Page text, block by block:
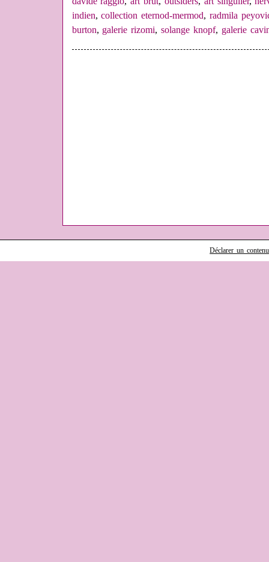
indien,collection eternod-mermod,radmila
burton, galerie rizomi,solange knopf, galerie
Déclarer un